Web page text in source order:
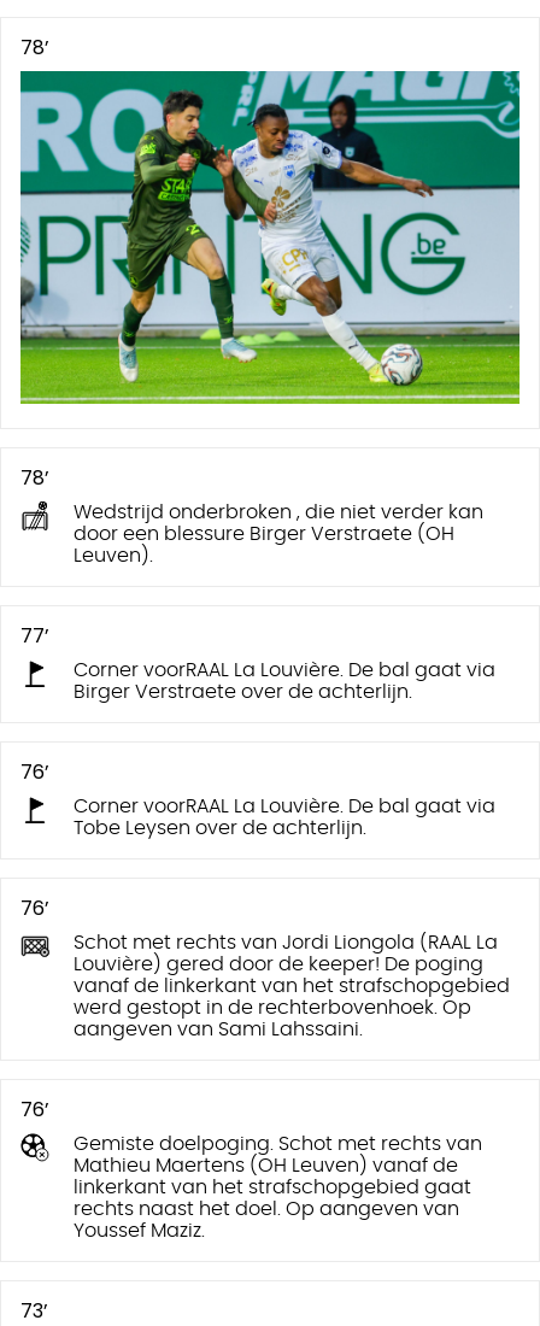
78’
78’
Wedstrijd onderbroken , die niet verder kan
door een blessure Birger Verstraete (OH
Leuven).
77’
Corner voorRAAL La Louvière. De bal gaat via
Birger Verstraete over de achterlijn.
76’
Corner voorRAAL La Louvière. De bal gaat via
Tobe Leysen over de achterlijn.
76’
Schot met rechts van Jordi Liongola (RAAL La
Louvière) gered door de keeper! De poging
vanaf de linkerkant van het strafschopgebied
werd gestopt in de rechterbovenhoek. Op
aangeven van Sami Lahssaini.
76’
Gemiste doelpoging. Schot met rechts van
Mathieu Maertens (OH Leuven) vanaf de
linkerkant van het strafschopgebied gaat
rechts naast het doel. Op aangeven van
Youssef Maziz.
73’